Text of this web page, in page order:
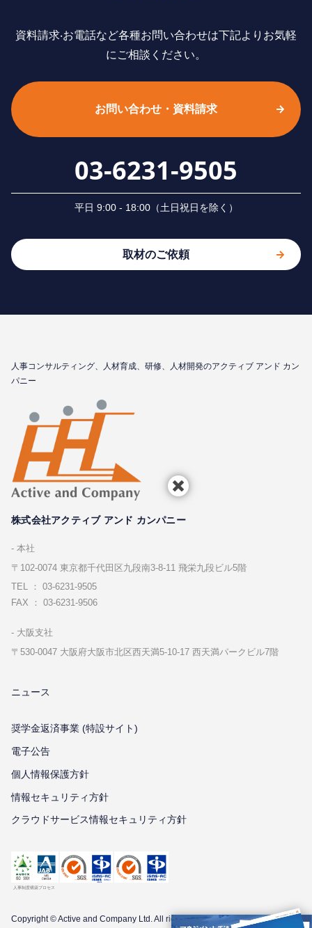
資料請求‧お電話など各種お問い合わせは下記よりお気軽
にご相談ください。
お問い合わせ・資料請求
03-6231-9505
平⽇ 9:00 - 18:00（⼟⽇祝⽇を除く）
取材のご依頼
⼈事コンサルティング、⼈材育成、研修、⼈材開発のアクティブ アンド カン
パニー
株式会社アクティブ アンド カンパニー
本社
〒102-0074 東京都千代⽥区九段南3-8-11 飛栄九段ビル5階
TEL ： 03-6231-9505
FAX ： 03-6231-9506
⼤阪⽀社
〒530-0047 ⼤阪府⼤阪市北区⻄天満5-10-17 ⻄天満パークビル7階
ニュース
奨学金返済事業 (特設サイト)
電子公告
個⼈情報保護⽅針
情報セキュリティ⽅針
クラウドサービス情報セキュリティ方針
Copyright © Active and Company Ltd. All rights